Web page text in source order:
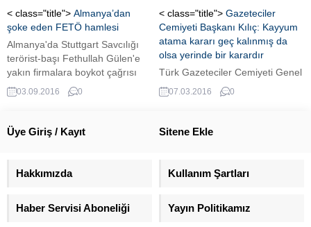
< class="title"> Almanya’dan
şoke eden FETÖ hamlesi
Almanya'da Stuttgart Savcılığı
terörist-başı Fethullah Gülen'e
yakın firmalara boykot çağrısı
yapanlar hakkında soruşturma
başlattı.
03.09.2016 0
< class="title"> Gazeteciler
Cemiyeti Başkanı Kılıç: Kayyum
atama kararı geç kalınmış da
olsa yerinde bir karardır
Türk Gazeteciler Cemiyeti Genel
Başkanı Gazeteci Oğuzhan Kılıç,
Zaman gazetesi'ni de
Fethullahçı Terör Örgütü/Paralel
diğer şirketlere atanan kayyum
masum insanlara akla hayale
07.03.2016 0
Üye Giriş / Kayıt Sitene Ekle
Hakkımızda Kullanım Şartları
Haber Servisi Aboneliği Yayın Politikamız